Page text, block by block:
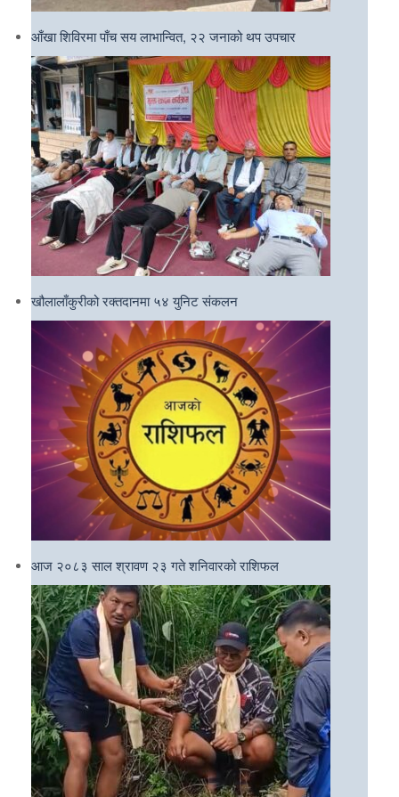
आँखा शिविरमा पाँच सय लाभान्वित, २२ जनाको थप उपचार
खौलालाँकुरीको रक्तदानमा ५४ युनिट संकलन
आज २०८३ साल श्रावण २३ गते शनिवारको राशिफल